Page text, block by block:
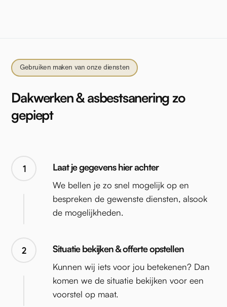
Gebruiken maken van onze diensten
Dakwerken & asbestsanering zo
gepiept
1
2
Laat je gegevens hier achter
We bellen je zo snel mogelijk op en
bespreken de gewenste diensten, alsook
de mogelijkheden.
Situatie bekijken & offerte opstellen
Kunnen wij iets voor jou betekenen? Dan
komen we de situatie bekijken voor een
voorstel op maat.